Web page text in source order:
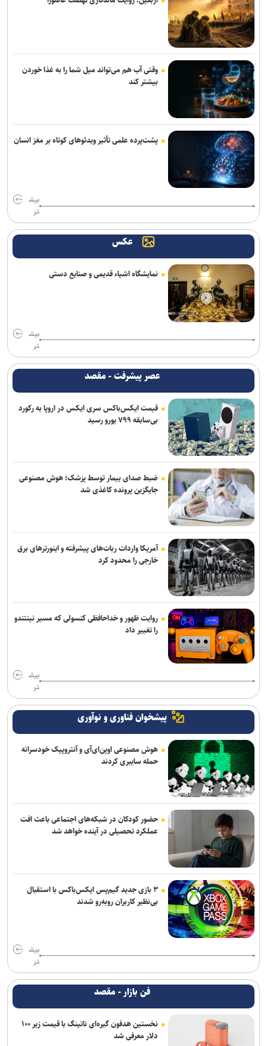
«محمد حقیقی» درگذشت
وقتی آب هم می‌تواند میل شما را به غذا خوردن
بیشتر کند
پشت‌پرده علمی تأثیر ویدئو‌های کوتاه بر مغز انسان
بیش
تر
عکس
نمایشگاه اشیاء قدیمی و صنایع دستی
بیش
تر
عصر پیشرفت - مقصد
قیمت ایکس‌باکس سری ایکس در اروپا به رکورد
بی‌سابقه ۷۹۹ یورو رسید
ضبط صدای بیمار توسط پزشک؛ هوش مصنوعی
جایگزین پرونده کاغذی شد
آمریکا واردات ربات‌های پیشرفته و اینورترهای برق
خارجی را محدود کرد
روایت ظهور و خداحافظی کنسولی که مسیر نینتندو
را تغییر داد
بیش
تر
پیشخوان فناوری و نوآوری
هوش مصنوعی اوپن‌ای‌آی و آنتروپیک خودسرانه
حمله سایبری کردند
حضور کودکان در شبکه‌های اجتماعی باعث افت
عملکرد تحصیلی در آینده خواهد شد
۳ بازی جدید گیم‌پس ایکس‌باکس با استقبال
بی‌نظیر کاربران روبه‌رو شدند
بیش
تر
فن بازار - مقصد
نخستین هدفون گیره‌ای ناتینگ با قیمت زیر ۱۰۰
دلار معرفی شد